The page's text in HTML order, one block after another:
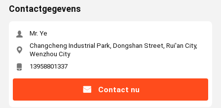
Contactgegevens
Mr. Ye
Changcheng Industrial Park, Dongshan Street, Rui'an City,
Wenzhou City
13958801337
Contact nu